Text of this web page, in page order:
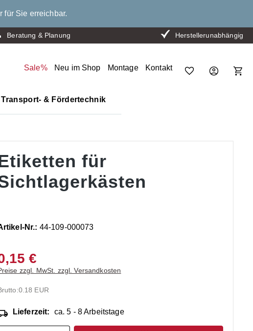
für Sie erreichbar.
Beratung & Planung Herstellerunabhängig
Sale% Neu im Shop Montage Kontakt
Transport- & Fördertechnik
für
Nr.: 44-109-000073
€
zzgl. MwSt. zzgl. Versandkosten
0.18 EUR
Lieferzeit: ca. 5 - 8 Arbeitstage